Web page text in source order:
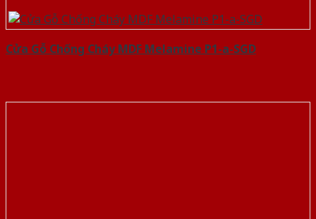
Cửa Gỗ Chống Cháy MDF Melamine P1-a-SGD